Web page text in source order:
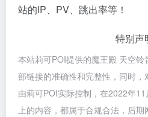
站的IP、PV、跳出率等！
特别声
本站莉可POI提供的魔王殿 天空
部链接的准确性和完整性，同时
由莉可POI实际控制，在2022年
上的内容，都属于合规合法，后